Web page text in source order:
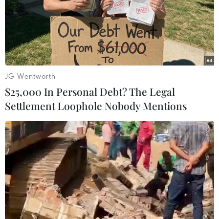
TIN LIÊN QUAN
JG Wentworth
$25,000 In Personal Debt? The Legal
Settlement Loophole Nobody Mentions